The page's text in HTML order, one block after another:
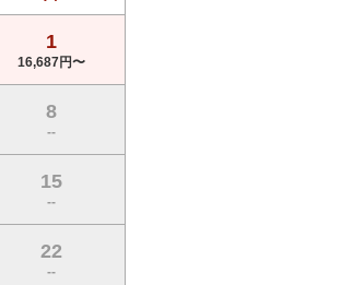
1
16,687円〜
8
--
15
--
22
--